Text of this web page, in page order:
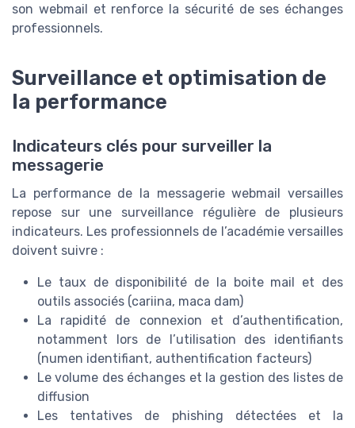
son webmail et renforce la sécurité de ses échanges
professionnels.
Surveillance et optimisation de
la performance
Indicateurs clés pour surveiller la
messagerie
La performance de la messagerie webmail versailles
repose sur une surveillance régulière de plusieurs
indicateurs. Les professionnels de l’académie versailles
doivent suivre :
Le taux de disponibilité de la boite mail et des
outils associés (cariina, maca dam)
La rapidité de connexion et d’authentification,
notamment lors de l’utilisation des identifiants
(numen identifiant, authentification facteurs)
Le volume des échanges et la gestion des listes de
diffusion
Les tentatives de phishing détectées et la